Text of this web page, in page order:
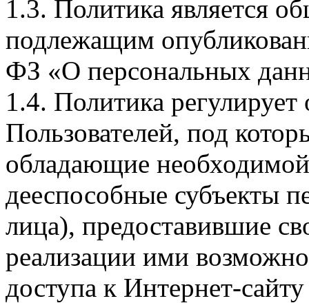
1.3. Политика является
подлежащим
ФЗ «О персональных
1.4. Политика
Пользователей, под
обладающие
дееспособные субъекты
лица), предоставившие
реализации ими
доступа к Интернет-